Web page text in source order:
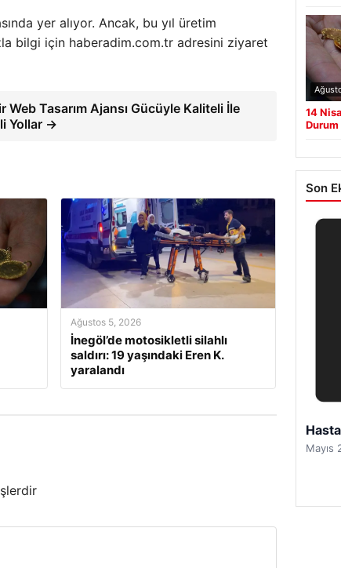
yer alıyor. Ancak, bu yıl üretim
bilgi için haberadim.com.tr adresini ziyaret
Web Tasarım Ajansı Gücüyle Kaliteli İle
Yollar →
Ağustos 5, 2026
İnegöl’de motosikletli silahlı
saldırı: 19 yaşındaki Eren K.
yaralandı
14
Son
Nisan